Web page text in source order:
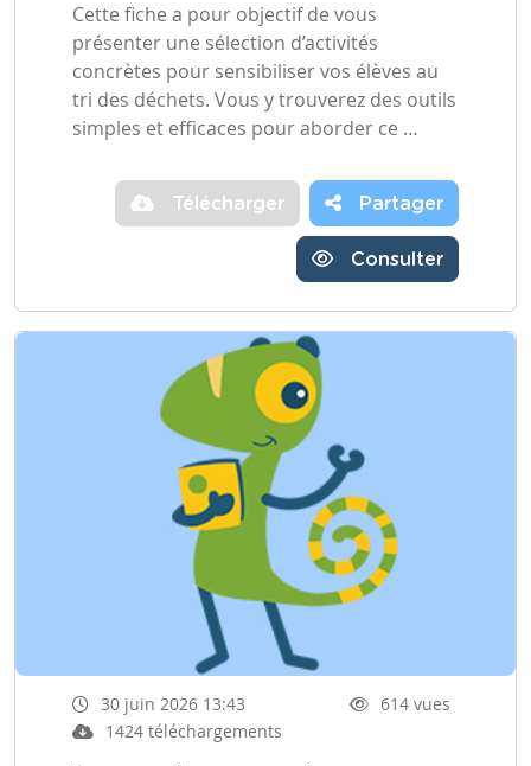
Cette fiche a pour objectif de vous
présenter une sélection d’activités
concrètes pour sensibiliser vos élèves au
tri des déchets. Vous y trouverez des outils
simples et efficaces pour aborder ce …
Télécharger Partager
Consulter
30 juin 2026 13:43
614 vues
1424 téléchargements